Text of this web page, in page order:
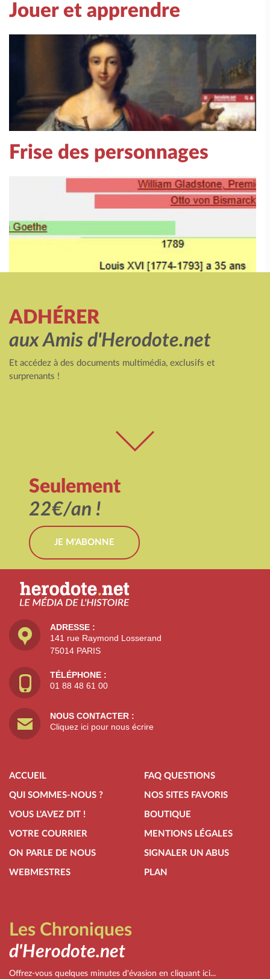
Jouer et apprendre
Frise des personnages
ADHÉRER
aux Amis d'Herodote.net
Et accédez à des documents multimédia, exclusifs et
surprenants !
Seulement
22€/an !
JE M'ABONNE
ADRESSE :
141 rue Raymond Losserand
75014 PARIS
TÉLÉPHONE :
01 88 48 61 00
NOUS CONTACTER :
Cliquez ici pour nous écrire
ACCUEIL
QUI SOMMES-NOUS ?
VOUS L'AVEZ DIT !
VOTRE COURRIER
ON PARLE DE NOUS
WEBMESTRES
FAQ QUESTIONS
NOS SITES FAVORIS
BOUTIQUE
MENTIONS LÉGALES
SIGNALER UN ABUS
PLAN
Les Chroniques
d'Herodote.net
Offrez-vous quelques minutes d'évasion en cliquant ici...